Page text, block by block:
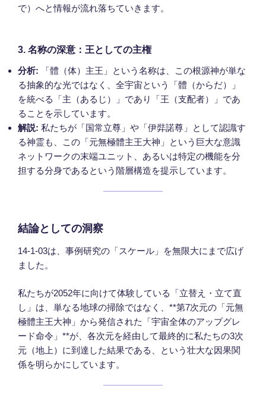
で）へと情報が流れ落ちていきます。
3. 名称の深意：王としての主権
分析: 「體（体）主王」という名称は、この根源神が単な
る抽象的な光ではなく、全宇宙という「體（からだ）」
を統べる「主（あるじ）」であり「王（支配者）」であ
ることを示しています。
解説: 私たちが「国常立尊」や「伊弉諾尊」として認識す
る神霊も、この「元無極體主王大神」という巨大な意識
ネットワークの末端ユニット、あるいは特定の機能を分
担する分身であるという階層構造を提示しています。
結論としての洞察
14-1-03は、事例研究の「スケール」を無限大にまで広げ
ました。
私たちが2052年に向けて体験している「立替え・立て直
し」は、単なる地球の掃除ではなく、**第7次元の「元無
極體主王大神」から発信された「宇宙全体のアップグレ
ード命令」**が、各次元を経由して最終的に私たちの3次
元（地上）に到達した結果である、という壮大な因果関
係を明らかにしています。